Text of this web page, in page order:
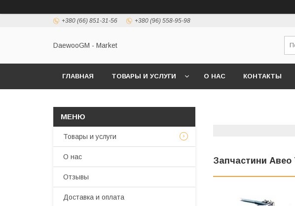
+380 (66) 851-31-56 +380 (96) 558-95-98
DaewooGM - Market
ГЛАВНАЯ ТОВАРЫ И УСЛУГИ О НАС КОНТАКТЫ
Запчастини
Товары и услуги
О нас
Отзывы
Доставка и оплата